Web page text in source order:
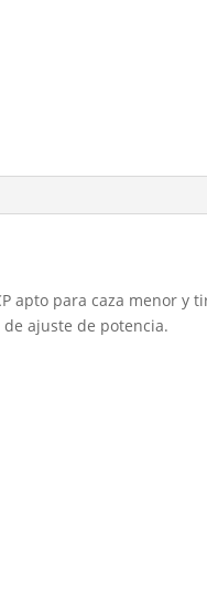
apto para caza menor y
ajuste de potencia.